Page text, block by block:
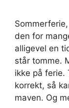
den for
alligevel en
står tomme.
ikke på ferie.
korrekt, så
maven. Og